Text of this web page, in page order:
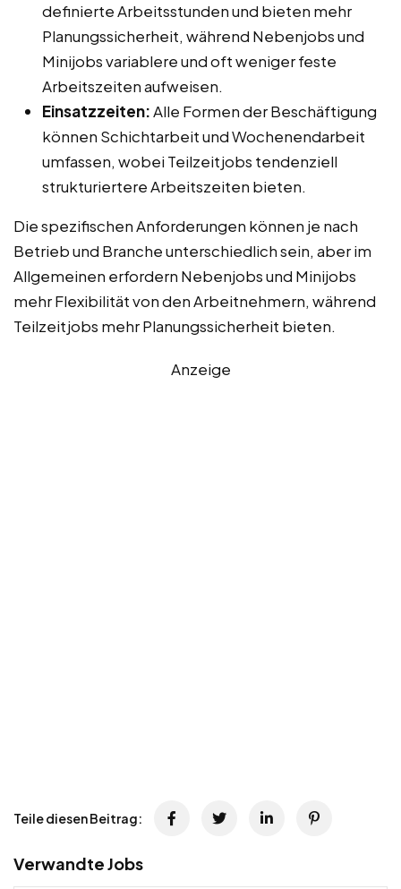
definierte Arbeitsstunden und bieten mehr
Planungssicherheit, während Nebenjobs und
Minijobs variablere und oft weniger feste
Arbeitszeiten aufweisen.
Einsatzzeiten:Alle Formen der Beschäftigung
können Schichtarbeit und Wochenendarbeit
umfassen, wobei Teilzeitjobs tendenziell
strukturiertere Arbeitszeiten bieten.
Die spezifischen Anforderungen können je nach
Betrieb und Branche unterschiedlich sein, aber im
Allgemeinen erfordern Nebenjobs und Minijobs
mehr Flexibilität von den Arbeitnehmern, während
Teilzeitjobs mehr Planungssicherheit bieten.
Anzeige
Teile diesen Beitrag:
Verwandte Jobs